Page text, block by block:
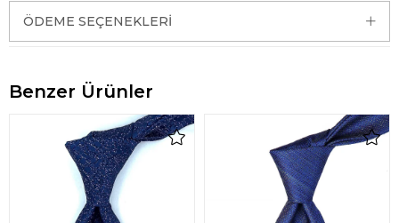
ÖDEME SEÇENEKLERI
Benzer Ürünler